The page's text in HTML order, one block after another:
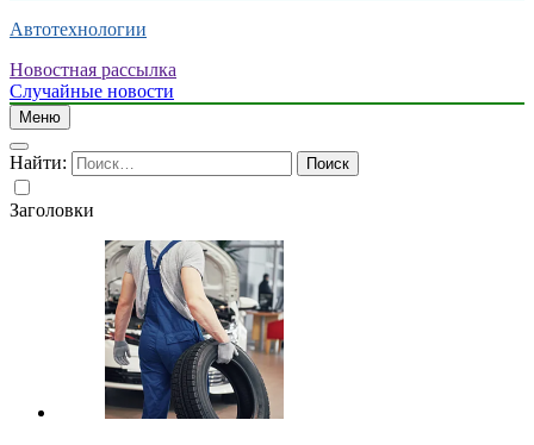
Автотехнологии
Новостная рассылка
Случайные новости
Меню
Найти:
Заголовки